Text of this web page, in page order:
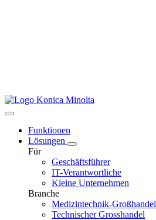
Funktionen
Lösungen
Für
Geschäftsführer
IT-Verantwortliche
Kleine Unternehmen
Branche
Medizintechnik-Großhandel
Technischer Grosshandel